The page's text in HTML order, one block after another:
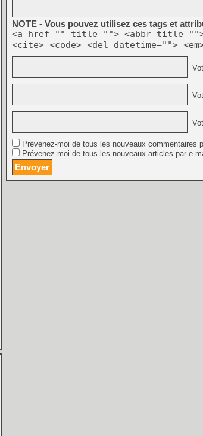
NOTE - Vous pouvez utilisez ces tags et
<a href="" title=""> <abbr title="">
<cite> <code> <del datetime="">
Prévenez-moi de tous les nouveaux commentaires
Prévenez-moi de tous les nouveaux articles par e-